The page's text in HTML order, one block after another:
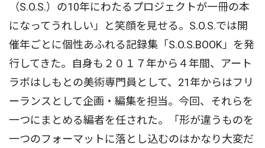
（S.O.S.）の10年にわたるプロジェクトが一冊の本
になってうれしい」と笑顔を見せる。S.O.S.では開
催年ごとに個性あふれる記録集「S.O.S.BOOK」を発
行してきた。自身も２０１７年から４年間、アート
ラボはしもとの美術専門員として、21年からはフリ
ーランスとして企画・編集を担当。今回、それらを
一つにまとめる編者を任された。「形が違うものを
一つのフォーマットに落とし込むのはかなり大変だ